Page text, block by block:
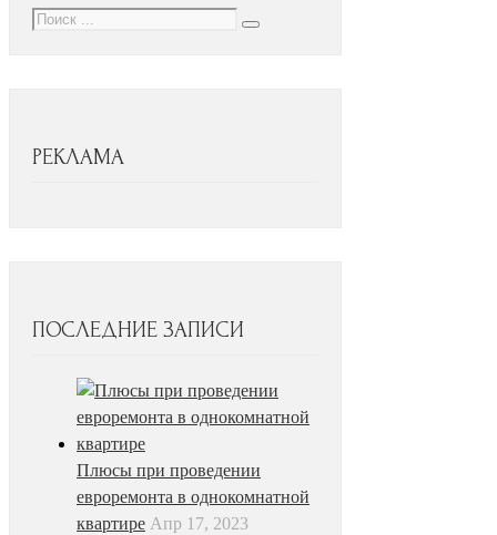
РЕКЛАМА
ПОСЛЕДНИЕ ЗАПИСИ
Плюсы при проведении
евроремонта в однокомнатной
квартире Апр 17, 2023